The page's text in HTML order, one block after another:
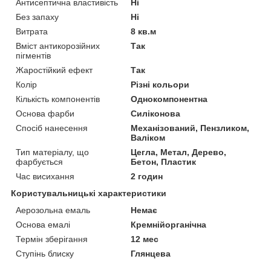
Антисептична властивість
Ні
Без запаху
Ні
Витрата
8 кв.м
Вміст антикорозійних
пігментів
Так
Жаростійкий ефект
Так
Колір
Різні кольори
Кількість компонентів
Однокомпонентна
Основа фарби
Силіконова
Спосіб нанесення
Механізований, Пензликом,
Валіком
Тип матеріалу, що
фарбується
Цегла, Метал, Дерево,
Бетон, Пластик
Час висихання
2 годин
Користувальницькі характеристики
Аерозольна емаль
Немає
Основа емалі
Кремнійорганічна
Термін зберігання
12 мес
Ступінь блиску
Глянцева